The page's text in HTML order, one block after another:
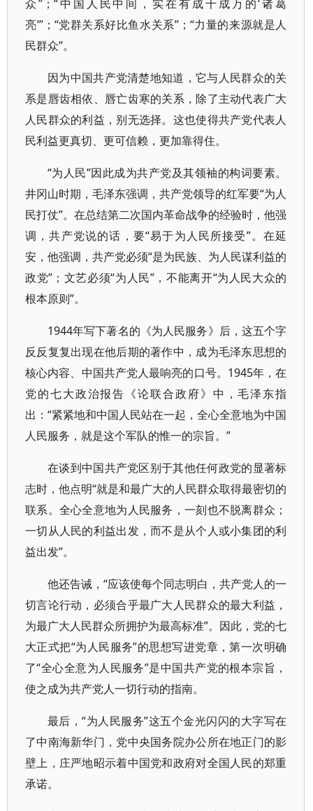
众”；“中国人民中间，实在有成千成万的‘诸葛
亮’”；“党群关系好比鱼水关系”；“力量的来源就是人
民群众”。
因为中国共产党清楚地知道，它与人民群众的关
系是唇齿相依、唇亡齿寒的关系，除了主动代表广大
人民群众的利益，别无选择。这也使得共产党代表人
民利益更真切、更可信赖，更加靠得住。
“为人民”因此成为共产党及其领袖的构词要素。
井冈山时期，毛泽东强调，共产党领导的红军要“为人
民打仗”。在总结第二次国内革命战争的经验时，他强
调，共产党说的话，要“易于为人民所接受”。在延
安，他强调，共产党必须“是为民族、为人民谋利益的
政党”；文艺必须“为人民”，不能离开“为人民大众的
根本原则”。
1944年写下著名的《为人民服务》后，这五个字
反反复复出现在他后期的著作中，成为毛泽东思想的
核心内容、中国共产党人最响亮的口号。1945年，在
党的七大政治报告《论联合政府》中，毛泽东指
出：“紧紧地和中国人民站在一起，全心全意地为中国
人民服务，就是这个军队的惟一的宗旨。”
在谈到中国共产党区别于其他任何政党的显著标
志时，他点明“就是和最广大的人民群众取得最密切的
联系。全心全意地为人民服务，一刻也不脱离群众；
一切从人民的利益出发，而不是从个人或小集团的利
益出发”。
他还告诫，“应该使每个同志明白，共产党人的一
切言论行动，必须合乎最广大人民群众的最大利益，
为最广大人民群众所拥护为最高标准”。因此，党的七
大正式把“为人民服务”的思想写进党章，第一次明确
了“全心全意为人民服务”是中国共产党的根本宗旨，
使之成为共产党人一切行动的指南。
最后，“为人民服务”这五个金光闪闪的大字写在
了中南海新华门，党中央国务院办公所在地正门的影
壁上，庄严地昭示着中国党和政府对全国人民的郑重
承诺。